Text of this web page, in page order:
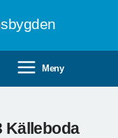
Meny
Källeboda